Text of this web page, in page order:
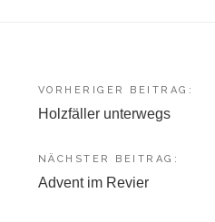
Beitragsnavigation
VORHERIGER BEITRAG:
Holzfäller unterwegs
NÄCHSTER BEITRAG:
Advent im Revier